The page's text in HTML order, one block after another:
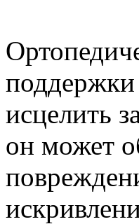
исцелить
он может